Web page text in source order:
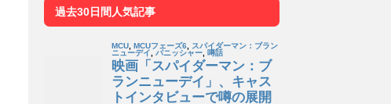
過去30日間人気記事